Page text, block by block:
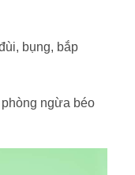
bụng, bắp
ngừa béo